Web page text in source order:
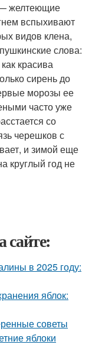
желтеющие
вспыхивают
видов клена,
слова:
красива
сирень до
морозы ее
часто уже
со
черешков с
и зимой еще
круглый год не
сайте:
в 2025 году:
яблок:
советы
яблоки